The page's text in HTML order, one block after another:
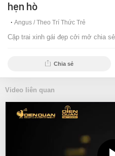
hẹn hò
Angus / Theo Trí Thức Trẻ
Cặp trai xinh gái đẹp cởi mở chia
Chia sẻ
Video liên quan